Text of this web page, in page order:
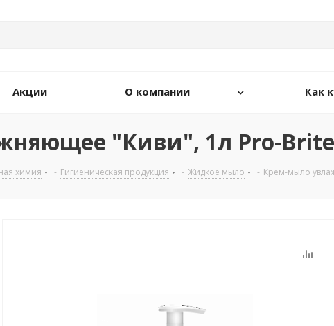
Акции О компании Как
"Киви", 1л Pro-Brite
химия - Гигиеническая продукция - Жидкое мыло - Крем-мыло